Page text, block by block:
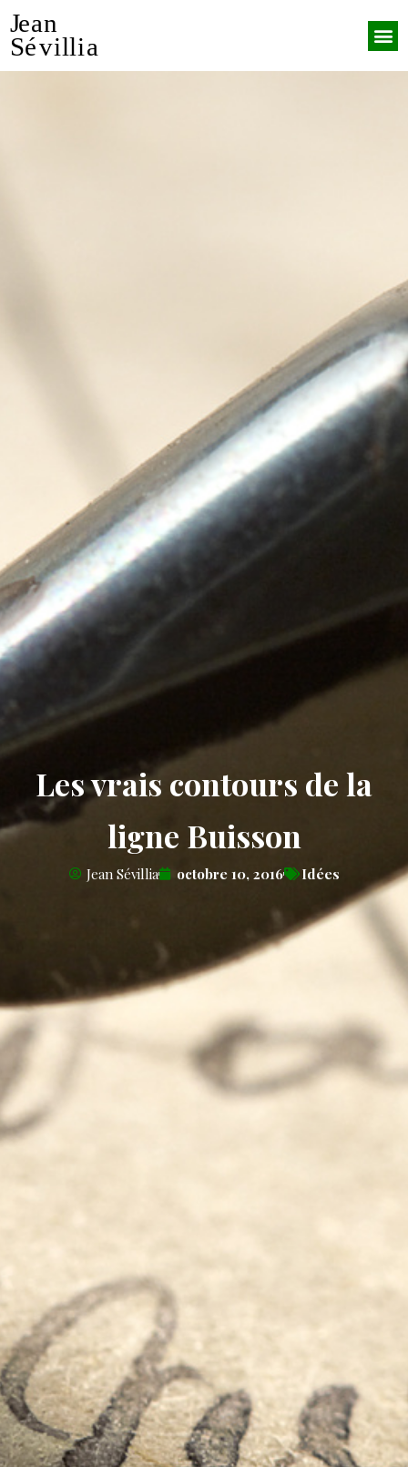
Les vrais contours de la
ligne Buisson
Jean Sévillia octobre 10, 2016 Idées